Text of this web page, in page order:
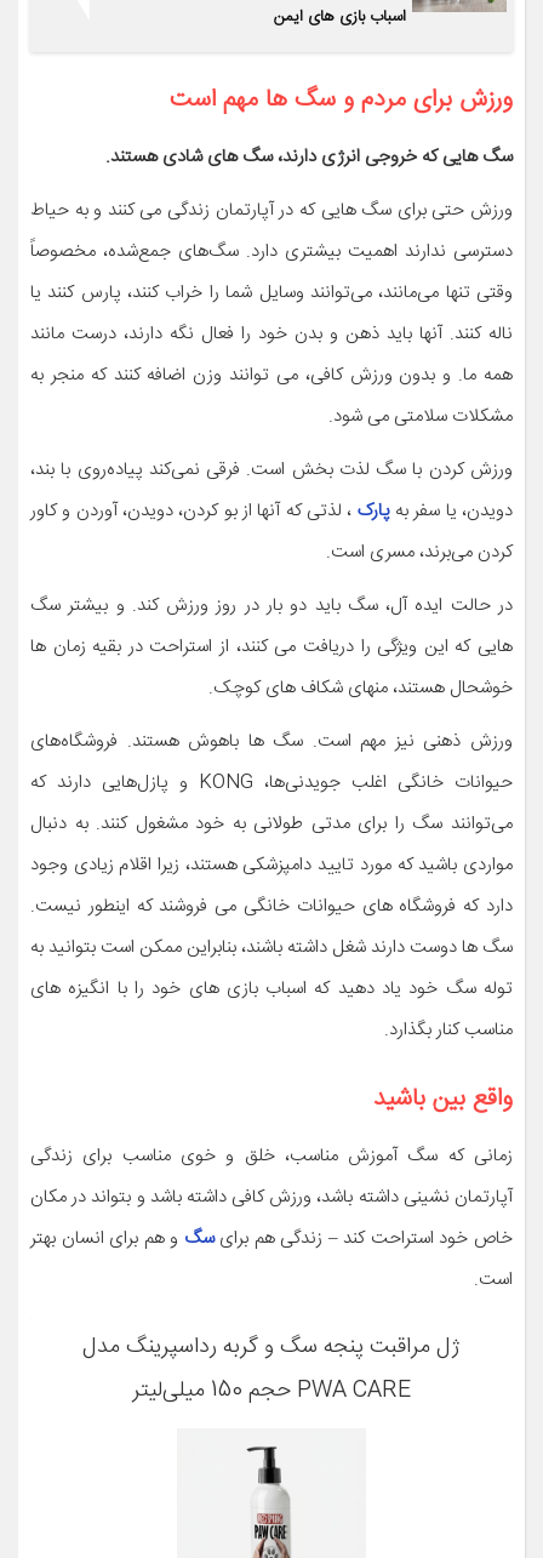
اسباب بازی های ایمن
ورزش برای مردم و سگ ها مهم است
سگ هایی که خروجی انرژی دارند، سگ های شادی هستند.
ورزش حتی برای سگ هایی که در آپارتمان زندگی می کنند و به حیاط
دسترسی ندارند اهمیت بیشتری دارد. سگ‌های جمع‌شده، مخصوصاً
وقتی تنها می‌مانند، می‌توانند وسایل شما را خراب کنند، پارس کنند یا
ناله کنند. آنها باید ذهن و بدن خود را فعال نگه دارند، درست مانند
همه ما. و بدون ورزش کافی، می توانند وزن اضافه کنند که منجر به
مشکلات سلامتی می شود.
ورزش کردن با سگ لذت بخش است. فرقی نمی‌کند پیاده‌روی با بند،
دویدن، یا سفر بهپارک ، لذتی که آنها از بو کردن، دویدن، آوردن و کاور
کردن می‌برند، مسری است.
در حالت ایده آل، سگ باید دو بار در روز ورزش کند. و بیشتر سگ
هایی که این ویژگی را دریافت می کنند، از استراحت در بقیه زمان ها
خوشحال هستند، منهای شکاف های کوچک.
ورزش ذهنی نیز مهم است. سگ ها باهوش هستند. فروشگاه‌های
حیوانات خانگی اغلب جویدنی‌ها، KONG و پازل‌هایی دارند که
می‌توانند سگ را برای مدتی طولانی به خود مشغول کنند. به دنبال
مواردی باشید که مورد تایید دامپزشکی هستند، زیرا اقلام زیادی وجود
دارد که فروشگاه های حیوانات خانگی می فروشند که اینطور نیست.
سگ ها دوست دارند شغل داشته باشند، بنابراین ممکن است بتوانید به
توله سگ خود یاد دهید که اسباب بازی های خود را با انگیزه های
مناسب کنار بگذارد.
واقع بین باشید
زمانی که سگ آموزش مناسب، خلق و خوی مناسب برای زندگی
آپارتمان نشینی داشته باشد، ورزش کافی داشته باشد و بتواند در مکان
خاص خود استراحت کند – زندگی هم برایسگ و هم برای انسان بهتر
است.
ژل مراقبت پنجه سگ و گربه رداسپرینگ مدل
PWA CARE حجم 150 میلی‌لیتر